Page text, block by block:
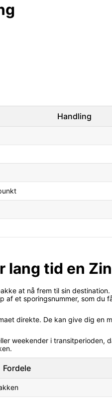
Handling
lang tid en
at nå frem til sin
et sporingsnummer, som du
direkte. De kan give dig en
weekender i
Fordele